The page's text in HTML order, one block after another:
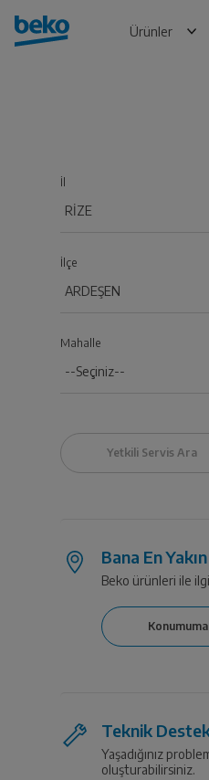
Ürünler
İl
İlçe
Mahalle
Bana En
Beko ürünleri ile
Teknik
Yaşadığınız
oluşturabilirsiniz.